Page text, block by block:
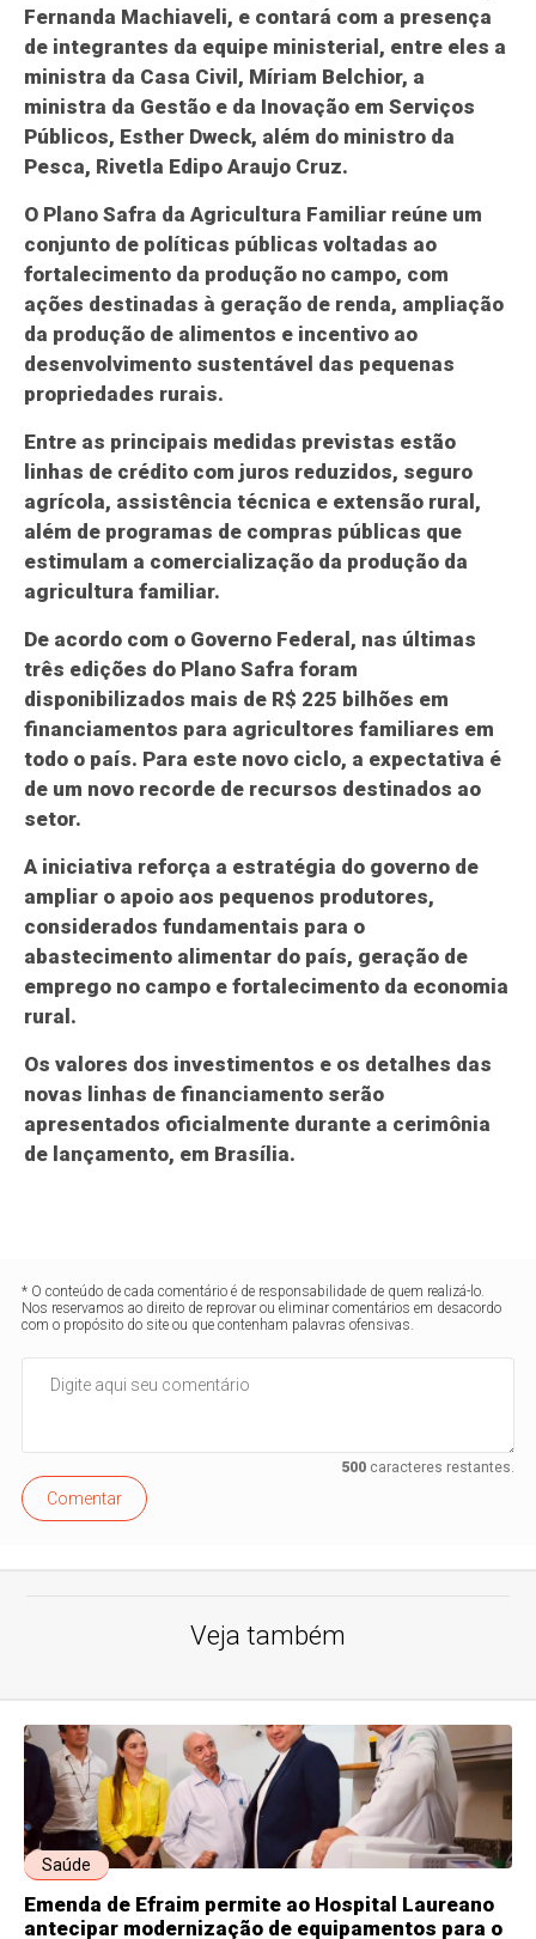
Fernanda Machiaveli, e contará com a presença
de integrantes da equipe ministerial, entre eles a
ministra da Casa Civil, Míriam Belchior, a
ministra da Gestão e da Inovação em Serviços
Públicos, Esther Dweck, além do ministro da
Pesca, Rivetla Edipo Araujo Cruz.
O Plano Safra da Agricultura Familiar reúne um
conjunto de políticas públicas voltadas ao
fortalecimento da produção no campo, com
ações destinadas à geração de renda, ampliação
da produção de alimentos e incentivo ao
desenvolvimento sustentável das pequenas
propriedades rurais.
Entre as principais medidas previstas estão
linhas de crédito com juros reduzidos, seguro
agrícola, assistência técnica e extensão rural,
além de programas de compras públicas que
estimulam a comercialização da produção da
agricultura familiar.
De acordo com o Governo Federal, nas últimas
três edições do Plano Safra foram
disponibilizados mais de R$ 225 bilhões em
financiamentos para agricultores familiares em
todo o país. Para este novo ciclo, a expectativa é
de um novo recorde de recursos destinados ao
setor.
A iniciativa reforça a estratégia do governo de
ampliar o apoio aos pequenos produtores,
considerados fundamentais para o
abastecimento alimentar do país, geração de
emprego no campo e fortalecimento da economia
rural.
Os valores dos investimentos e os detalhes das
novas linhas de financiamento serão
apresentados oficialmente durante a cerimônia
de lançamento, em Brasília.
* O conteúdo de cada comentário é de responsabilidade de quem realizá-lo.
Nos reservamos ao direito de reprovar ou eliminar comentários em desacordo
com o propósito do site ou que contenham palavras ofensivas.
500caracteres restantes.
Comentar
Veja também
Saúde
Emenda de Efraim permite ao Hospital Laureano
antecipar modernização de equipamentos para o